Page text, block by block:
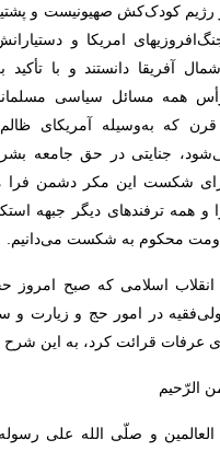
کودک‌کش صهیونیست و
امریکا و
آفریقا دانستند و با تأکید
همه مسائل سیاسی
قرن که به‌وسیله آمریکای
جنایتی در حق جامعه‌
شکست این مکر دشمن فرا
و همه ترفندهای دیگر جبهه‌
محکوم به شکست می‌دانیم
انقلاب اسلامی که صبح امروز
ولی‌فقیه در امور حج و زیارت
عرفات قرائت کرد، به این
الرّحیم
و صلّی الله علی